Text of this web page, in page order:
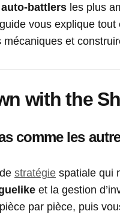
auto-battlers les plus
vous explique tout
et
with the
comme les
stratégie spatiale qui
et la gestion
par pièce, puis